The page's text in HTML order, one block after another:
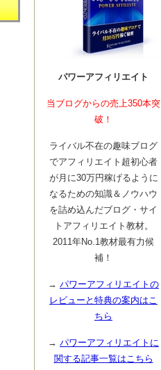
パワーアフィリエイト
当ブログからの売上350本突
破！
ライバル不在の趣味ブログ
でアフィリエイト超初心者
が月に30万円稼げるように
なるための知識＆ノウハウ
を詰め込んだブログ・サイ
トアフィリエイト教材。
2011年No.1教材最有力候
補！
→ パワーアフィリエイトの
レビューと特典の案内はこ
ちら
→ パワーアフィリエイトに
関する記事一覧はこちら